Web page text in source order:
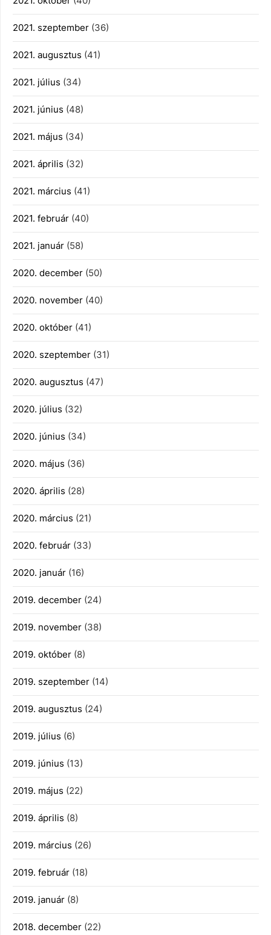
2021. szeptember (36)
2021. augusztus (41)
2021. július (34)
2021. június (48)
2021. május (34)
2021. április (32)
2021. március (41)
2021. február (40)
2021. január (58)
2020. december (50)
2020. november (40)
2020. október (41)
2020. szeptember (31)
2020. augusztus (47)
2020. július (32)
2020. június (34)
2020. május (36)
2020. április (28)
2020. március (21)
2020. február (33)
2020. január (16)
2019. december (24)
2019. november (38)
2019. október (8)
2019. szeptember (14)
2019. augusztus (24)
2019. július (6)
2019. június (13)
2019. május (22)
2019. április (8)
2019. március (26)
2019. február (18)
2019. január (8)
2018. december (22)